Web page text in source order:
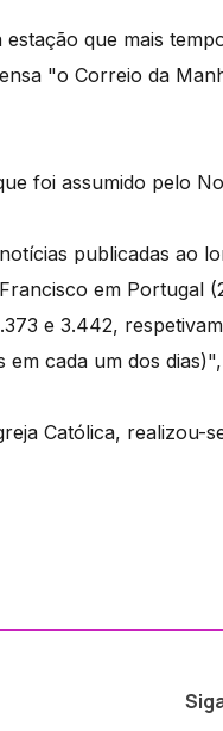
que mais
"o Correio da
foi assumido pelo
publicadas ao
em Portugal
e 3.442,
em cada um dos
Católica, realizou-